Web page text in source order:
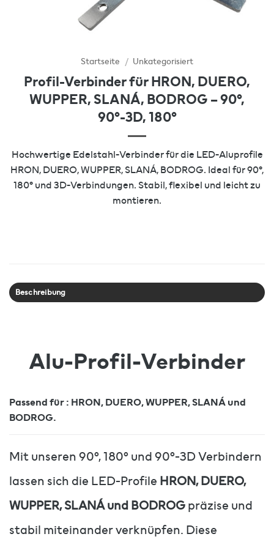
Startseite / Unkategorisiert
Profil-Verbinder für HRON, DUERO,
WUPPER, SLANÁ, BODROG – 90°,
90°-3D, 180°
Hochwertige Edelstahl-Verbinder für die LED-Aluprofile
HRON, DUERO, WUPPER, SLANÁ, BODROG. Ideal für 90°,
180° und 3D-Verbindungen. Stabil, flexibel und leicht zu
montieren.
Beschreibung
Alu-Profil-Verbinder
Passend für : HRON, DUERO, WUPPER, SLANÁ und
BODROG.
Mit unseren 90°, 180° und 90°-3D Verbindern
lassen sich die LED-Profile HRON, DUERO,
WUPPER, SLANÁ und BODROGpräzise und
stabil miteinander verknüpfen. Diese